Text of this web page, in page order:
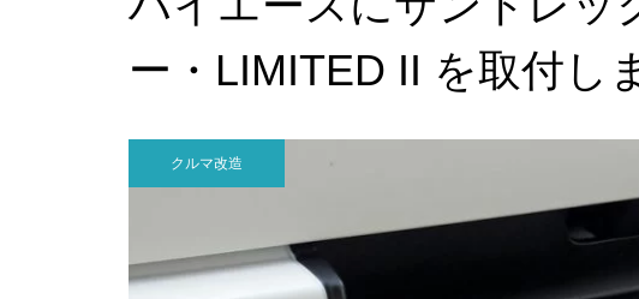
イタリア Aria Wheels「1.0 M
北海道初！Quickie 7R Freestyl
ハンドバイク交
クイッキー２、daiさんスペシャル
車いすの納車完了！
ー・LIMITED II を取付し
クルマ改造